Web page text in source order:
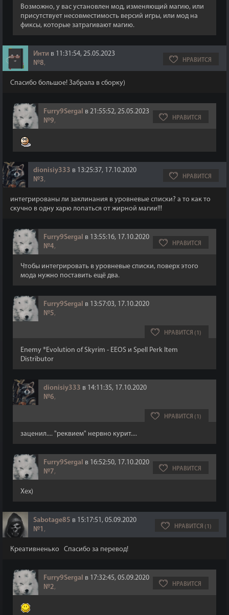
Возможно, у вас установлен мод, изменяющий магию, или
присутствует несовместимость версий игры, или мод на
фиксы, которые затрагивают магию.
Инти в 11:31:54, 25.05.2023
№8, НРАВИТСЯ
Спасибо большое! Забрала в сборку)
Furry9Sergal в 21:55:52, 25.05.2023
№9, НРАВИТСЯ
dionisiy333 в 13:25:37, 17.10.2020
№3, НРАВИТСЯ
интегрированы ли заклинания в уровневые списки? а то как то
скучно в одну харю лопаться от жирной магии!!!
Furry9Sergal в 13:55:16, 17.10.2020
№4, НРАВИТСЯ
Чтобы интегрировать в уровневые списки, поверх этого
мода нужно поставить ещё два.
Furry9Sergal в 13:57:03, 17.10.2020
№5,
НРАВИТСЯ (1)
Enemy ®Evolution of Skyrim - EEOS и Spell Perk Item
Distributor
dionisiy333 в 14:11:35, 17.10.2020
№6,
НРАВИТСЯ (1)
заценил.... "реквием" нервно курит....
Furry9Sergal в 16:52:50, 17.10.2020
№7, НРАВИТСЯ
Хех)
Sabotage85 в 15:17:51, 05.09.2020
№1 , НРАВИТСЯ (1)
Креативненько Спасибо за перевод!
Furry9Sergal в 17:32:45, 05.09.2020
№2, НРАВИТСЯ